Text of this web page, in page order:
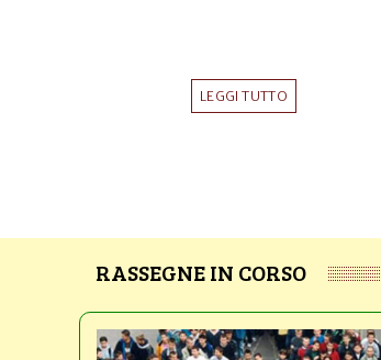
LEGGI TUTTO
RASSEGNE IN CORSO